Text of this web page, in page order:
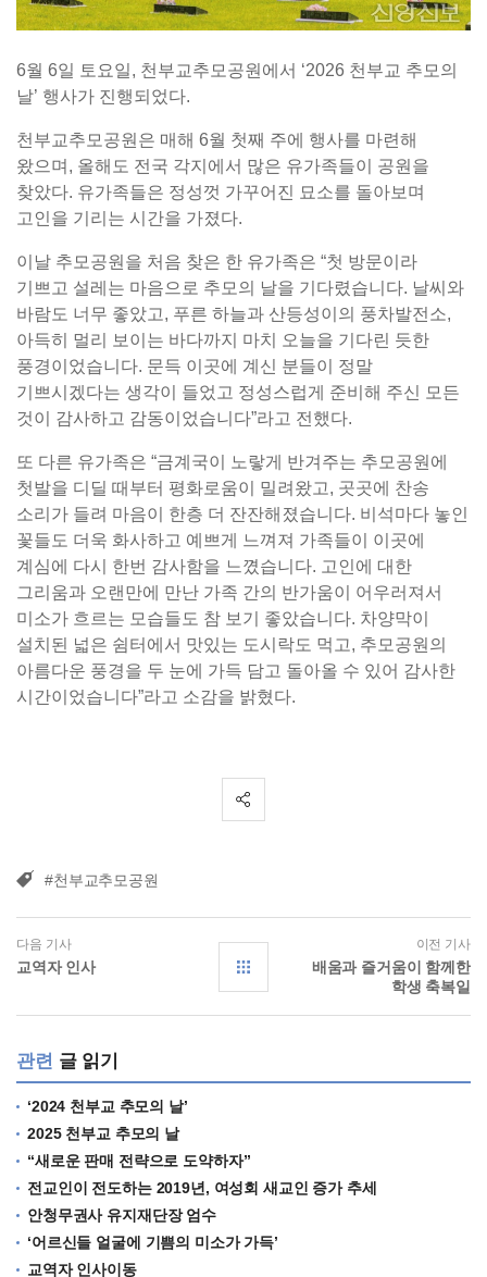
6월 6일 토요일, 천부교추모공원에서 ‘2026 천부교 추모의
날’ 행사가 진행되었다.
천부교추모공원은 매해 6월 첫째 주에 행사를 마련해
왔으며, 올해도 전국 각지에서 많은 유가족들이 공원을
찾았다. 유가족들은 정성껏 가꾸어진 묘소를 돌아보며
고인을 기리는 시간을 가졌다.
이날 추모공원을 처음 찾은 한 유가족은 “첫 방문이라
기쁘고 설레는 마음으로 추모의 날을 기다렸습니다. 날씨와
바람도 너무 좋았고, 푸른 하늘과 산등성이의 풍차발전소,
아득히 멀리 보이는 바다까지 마치 오늘을 기다린 듯한
풍경이었습니다. 문득 이곳에 계신 분들이 정말
기쁘시겠다는 생각이 들었고 정성스럽게 준비해 주신 모든
것이 감사하고 감동이었습니다”라고 전했다.
또 다른 유가족은 “금계국이 노랗게 반겨주는 추모공원에
첫발을 디딜 때부터 평화로움이 밀려왔고, 곳곳에 찬송
소리가 들려 마음이 한층 더 잔잔해졌습니다. 비석마다 놓인
꽃들도 더욱 화사하고 예쁘게 느껴져 가족들이 이곳에
계심에 다시 한번 감사함을 느꼈습니다. 고인에 대한
그리움과 오랜만에 만난 가족 간의 반가움이 어우러져서
미소가 흐르는 모습들도 참 보기 좋았습니다. 차양막이
설치된 넓은 쉼터에서 맛있는 도시락도 먹고, 추모공원의
아름다운 풍경을 두 눈에 가득 담고 돌아올 수 있어 감사한
시간이었습니다”라고 소감을 밝혔다.
#천부교추모공원
다음 기사
교역자 인사
이전 기사
배움과 즐거움이 함께한
학생 축복일
관련 글 읽기
‘2024 천부교 추모의 날’
2025 천부교 추모의 날
“새로운 판매 전략으로 도약하자”
전교인이 전도하는 2019년, 여성회 새교인 증가 추세
안청무권사 유지재단장 엄수
‘어르신들 얼굴에 기쁨의 미소가 가득’
교역자 인사이동